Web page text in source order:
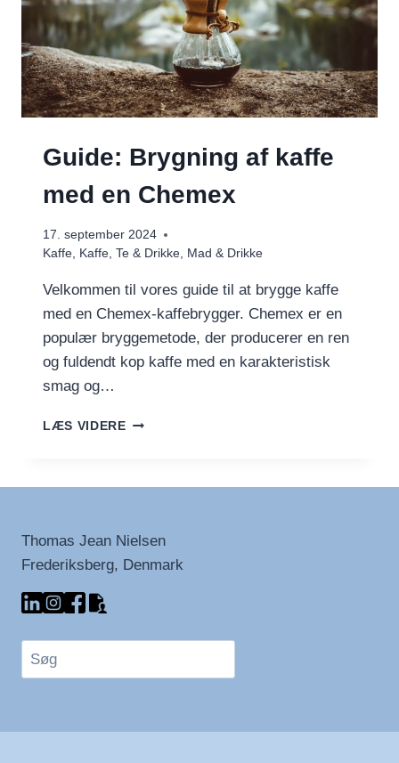
Guide: Brygning af kaffe
med en Chemex
17. september 2024
Kaffe, Kaffe, Te & Drikke, Mad & Drikke
Velkommen til vores guide til at brygge kaffe
med en Chemex-kaffebrygger. Chemex er en
populær bryggemetode, der producerer en ren
og fuldendt kop kaffe med en karakteristisk
smag og…
LÆS VIDEREGUIDE:
CHEMEX
Thomas Jean Nielsen
Frederiksberg, Denmark
Søg